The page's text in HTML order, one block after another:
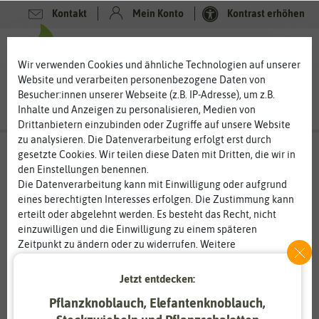
Kontakt Mein Konto Kontrast erhöhen
Wir verwenden Cookies und ähnliche Technologien auf unserer
Website und verarbeiten personenbezogene Daten von
Besucher:innen unserer Webseite (z.B. IP-Adresse), um z.B.
Inhalte und Anzeigen zu personalisieren, Medien von
Drittanbietern einzubinden oder Zugriffe auf unsere Website
zu analysieren. Die Datenverarbeitung erfolgt erst durch
gesetzte Cookies. Wir teilen diese Daten mit Dritten, die wir in
den Einstellungen benennen.
Die Datenverarbeitung kann mit Einwilligung oder aufgrund
eines berechtigten Interesses erfolgen. Die Zustimmung kann
erteilt oder abgelehnt werden. Es besteht das Recht, nicht
einzuwilligen und die Einwilligung zu einem späteren
Zeitpunkt zu ändern oder zu widerrufen. Weitere
Informationen zur Verwendung personenbezogener Daten und
den Diensten erklären wir in unserer
Essenziell Statistik
Jetzt entdecken:
Pflanzknoblauch, Elefantenknoblauch,